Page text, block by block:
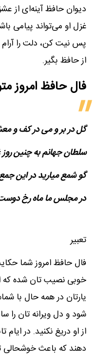
دیوان حافظ آینه‌ای از
غزل او می‌تواند پیامی
پس نیت کن، دلت را آرام
از حافظ بگیر.
فال حافظ امروز
گل در بر و می در کف و
سلطان جهانم به چنین
گو شمع میارید در این
در مجلس ما ماه رخ
تعبیر
فال حافظ امروز شما
خوبی نصیب تان شده که
یارتان در همه حال با
شود و دل ویرانه تان
از او دریغ نکنید. در
دهند که باعث